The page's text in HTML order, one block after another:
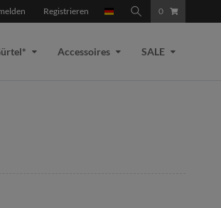
Registrieren 0
Accessoires SALE